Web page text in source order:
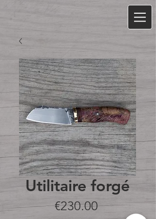
Utilitaire forgé
€230.00Price